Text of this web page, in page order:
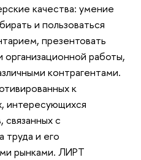
качества: умение
и пользоваться
презентовать
организационной работы,
контрагентами.
к
интересующихся
с
труда и его
рынками. ЛИРТ